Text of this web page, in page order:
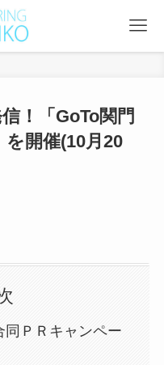
！「GoTo関門
を開催(10月20
同ＰＲキャンペー